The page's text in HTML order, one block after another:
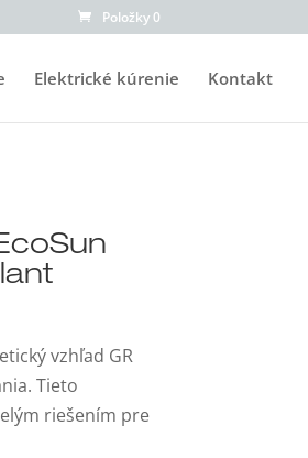
Položky 0
Elektrické kúrenie Kontakt
vzhľad GR
Tieto
riešením pre